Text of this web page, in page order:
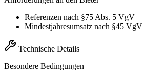
Referenzen nach §75 Abs. 5 VgV
Mindestjahresumsatz nach §45 VgV
Technische Details
Besondere Bedingungen